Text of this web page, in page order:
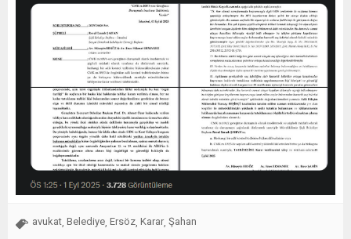
avukat Belediye Ersöz Karar Şahan